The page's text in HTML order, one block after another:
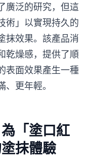
廣泛的研究，但這
術」以實現持久的
抹效果。該產品消
乾燥感，提供了順
表面效果產生一種
更年輕。
「塗口紅
抹體驗